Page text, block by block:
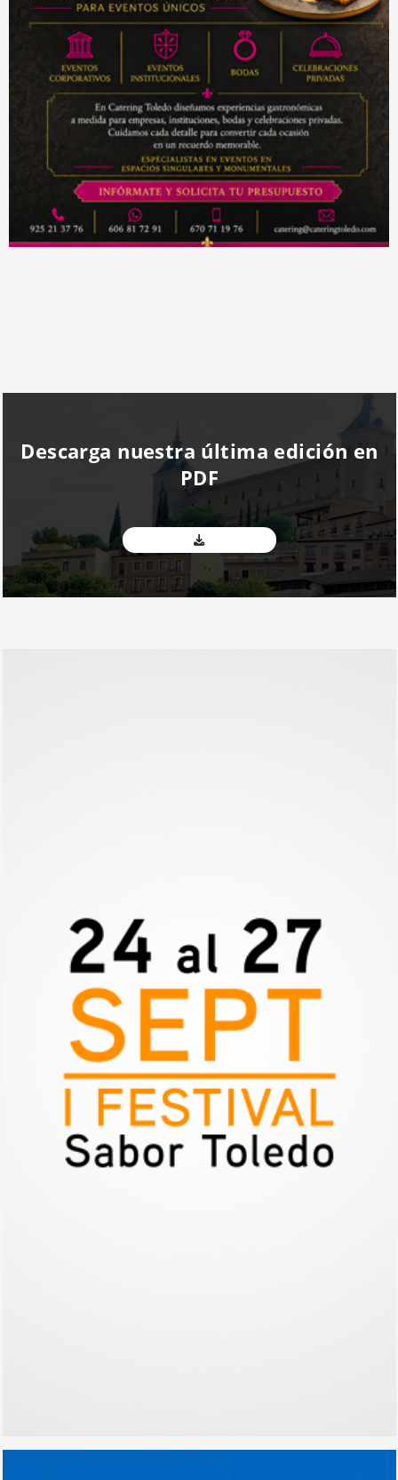
Descarga nuestra última edición en
PDF